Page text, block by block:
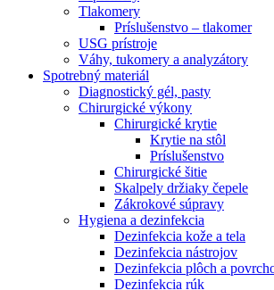
Tlakomery
Príslušenstvo – tlakomer
USG prístroje
Váhy, tukomery a analyzátory
Spotrebný materiál
Diagnostický gél, pasty
Chirurgické výkony
Chirurgické krytie
Krytie na stôl
Príslušenstvo
Chirurgické šitie
Skalpely držiaky čepele
Zákrokové súpravy
Hygiena a dezinfekcia
Dezinfekcia kože a tela
Dezinfekcia nástrojov
Dezinfekcia plôch a
Dezinfekcia rúk